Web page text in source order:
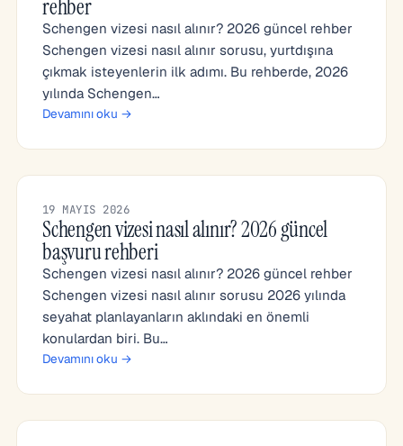
rehber
Schengen vizesi nasıl alınır? 2026 güncel rehber
Schengen vizesi nasıl alınır sorusu, yurtdışına
çıkmak isteyenlerin ilk adımı. Bu rehberde, 2026
yılında Schengen…
Devamını oku →
19 MAYIS 2026
Schengen vizesi nasıl alınır? 2026 güncel
başvuru rehberi
Schengen vizesi nasıl alınır? 2026 güncel rehber
Schengen vizesi nasıl alınır sorusu 2026 yılında
seyahat planlayanların aklındaki en önemli
konulardan biri. Bu…
Devamını oku →